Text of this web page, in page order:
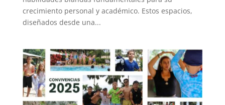
crecimiento personal y académico. Estos espacios,
diseñados desde una...